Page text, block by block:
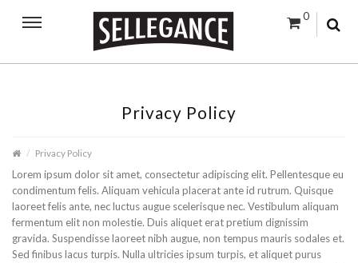
0
Privacy Policy
Privacy Policy
Lorem ipsum dolor sit amet, consectetur adipiscing elit. Pellentesque eu
condimentum felis. Aliquam vehicula placerat ante id rutrum. Quisque
laoreet felis ante, nec luctus augue scelerisque nec. Vestibulum aliquam
fermentum elit non molestie. Duis aliquet erat pretium dignissim
gravida. Suspendisse laoreet nibh augue, non tempus mauris sodales et.
Sed finibus lacus turpis. Nulla ultricies ipsum turpis, et aliquet purus